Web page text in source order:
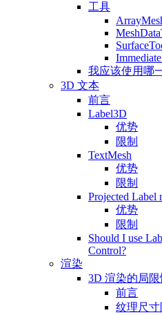
工具
我应该使用哪
3D 文本
前言
Label3D
优势
限制
TextMesh
优势
限制
Projected Label
优势
限制
Should I use
Control?
渲染
3D 渲染的局限
前言
纹理尺寸